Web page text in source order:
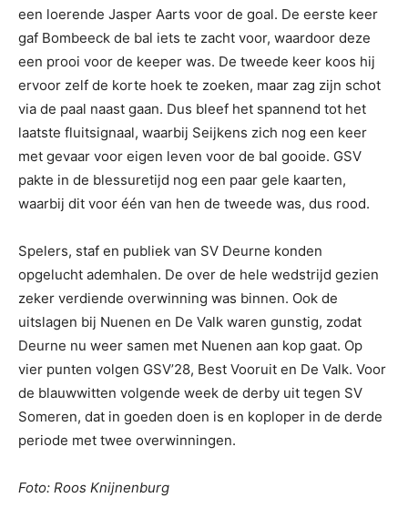
een loerende Jasper Aarts voor de goal. De eerste keer
gaf Bombeeck de bal iets te zacht voor, waardoor deze
een prooi voor de keeper was. De tweede keer koos hij
ervoor zelf de korte hoek te zoeken, maar zag zijn schot
via de paal naast gaan. Dus bleef het spannend tot het
laatste fluitsignaal, waarbij Seijkens zich nog een keer
met gevaar voor eigen leven voor de bal gooide. GSV
pakte in de blessuretijd nog een paar gele kaarten,
waarbij dit voor één van hen de tweede was, dus rood.
Spelers, staf en publiek van SV Deurne konden
opgelucht ademhalen. De over de hele wedstrijd gezien
zeker verdiende overwinning was binnen. Ook de
uitslagen bij Nuenen en De Valk waren gunstig, zodat
Deurne nu weer samen met Nuenen aan kop gaat. Op
vier punten volgen GSV’28, Best Vooruit en De Valk. Voor
de blauwwitten volgende week de derby uit tegen SV
Someren, dat in goeden doen is en koploper in de derde
periode met twee overwinningen.
Foto: Roos Knijnenburg